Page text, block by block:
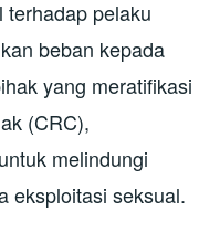
terhadap pelaku
beban kepada
yang meratifikasi
(CRC),
melindungi
eksploitasi seksual.